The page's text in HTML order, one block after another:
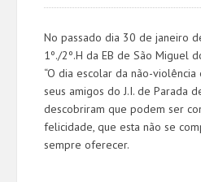
No passado dia 30 de janeiro
1º./2º.H da EB de São Miguel
“O dia escolar da não-violência
seus amigos do J.I. de Parada
descobriram que podem ser
felicidade, que esta não se
sempre oferecer.